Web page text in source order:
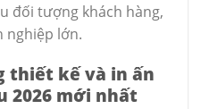
đối tượng khách hàng,
nghiệp lớn.
thiết kế và in ấn
2026 mới nhất